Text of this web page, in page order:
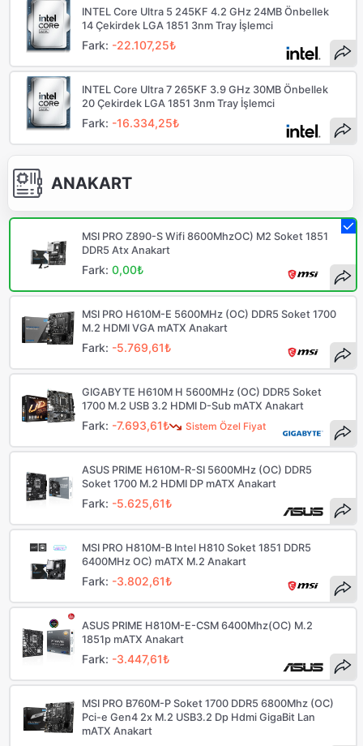
INTEL Core Ultra 5 245KF 4.2 GHz 24MB Önbellek
14 Çekirdek LGA 1851 3nm Tray İşlemci
Fark: -22.107,25₺
INTEL Core Ultra 7 265KF 3.9 GHz 30MB Önbellek
20 Çekirdek LGA 1851 3nm Tray İşlemci
Fark: -16.334,25₺
ANAKART
MSI PRO Z890-S Wifi 8600MhzOC) M2 Soket 1851
DDR5 Atx Anakart
Fark:0,00₺
MSI PRO H610M-E 5600MHz (OC) DDR5 Soket 1700
M.2 HDMI VGA mATX Anakart
Fark: -5.769,61₺
Sistem Özel Fiyat
GIGABYTE H610M H 5600MHz (OC) DDR5 Soket
1700 M.2 USB 3.2 HDMI D-Sub mATX Anakart
Fark: -7.693,61₺
ASUS PRIME H610M-R-SI 5600MHz (OC) DDR5
Soket 1700 M.2 HDMI DP mATX Anakart
Fark: -5.625,61₺
MSI PRO H810M-B Intel H810 Soket 1851 DDR5
6400MHz OC) mATX M.2 Anakart
Fark: -3.802,61₺
ASUS PRIME H810M-E-CSM 6400Mhz(OC) M.2
1851p mATX Anakart
Fark: -3.447,61₺
MSI PRO B760M-P Soket 1700 DDR5 6800Mhz (OC)
Pci-e Gen4 2x M.2 USB3.2 Dp Hdmi GigaBit Lan
mATX Anakart